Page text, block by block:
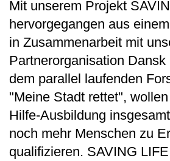
Mit unserem Projekt
hervorgegangen aus
in Zusammenarbeit mit
Partnerorganisation
dem parallel laufenden
"Meine Stadt rettet",
Hilfe-Ausbildung
noch mehr Menschen zu
qualifizieren. SAVING